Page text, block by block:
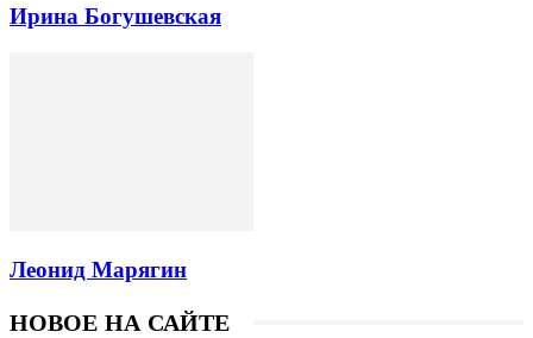
Ирина Богушевская
Леонид Марягин
НОВОЕ НА САЙТЕ